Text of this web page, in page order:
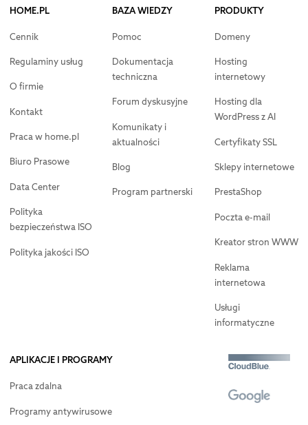
HOME.PL
Cennik
Regulaminy usług
O firmie
Kontakt
Praca w home.pl
Biuro Prasowe
Data Center
Polityka
bezpieczeństwa ISO
Polityka jakości ISO
BAZA WIEDZY
Pomoc
Dokumentacja
techniczna
Forum dyskusyjne
Komunikaty i
aktualności
Blog
Program partnerski
PRODUKTY
Domeny
Hosting
internetowy
Hosting dla
WordPress z AI
Certyfikaty SSL
Sklepy internetowe
PrestaShop
Poczta e-mail
Kreator stron WWW
Reklama
internetowa
Usługi
informatyczne
APLIKACJE I PROGRAMY
Praca zdalna
Programy antywirusowe